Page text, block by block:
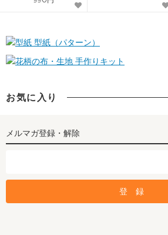
型紙（パターン）
手作りキット
お気に入り
メルマガ登録・解除